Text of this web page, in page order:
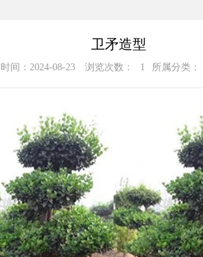
卫矛造型
间：2024-08-23 浏览次数： 1 所属分类：